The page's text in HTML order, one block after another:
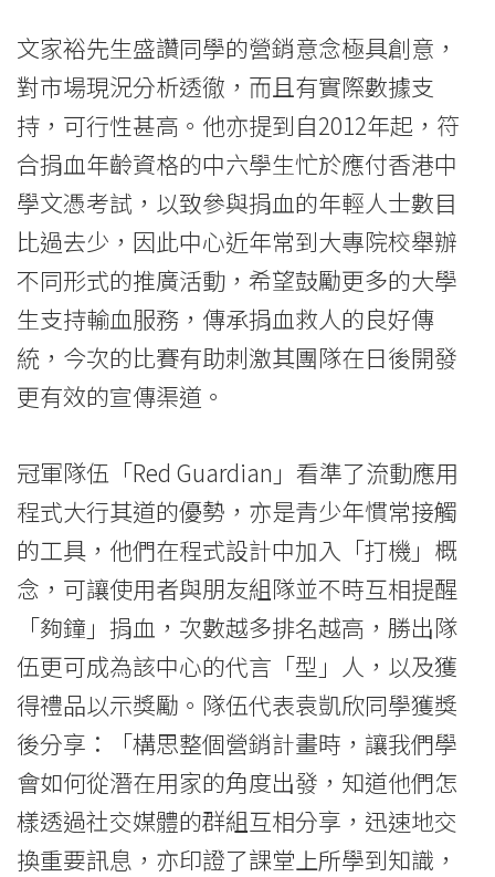
息
國
際
學
院
香
浸
會
大
學
文家裕先生盛讚同學的營銷意念極具創意，
對市場現況分析透徹，而且有實際數據支
持，可行性甚高。他亦提到自2012年起，符
合捐血年齡資格的中六學生忙於應付香港中
學文憑考試，以致參與捐血的年輕人士數目
比過去少，因此中心近年常到大專院校舉辦
不同形式的推廣活動，希望鼓勵更多的大學
生支持輸血服務，傳承捐血救人的良好傳
統，今次的比賽有助刺激其團隊在日後開發
更有效的宣傳渠道。
冠軍隊伍「Red Guardian」看準了流動應用
程式大行其道的優勢，亦是青少年慣常接觸
的工具，他們在程式設計中加入「打機」概
念，可讓使用者與朋友組隊並不時互相提醒
「夠鐘」捐血，次數越多排名越高，勝出隊
伍更可成為該中心的代言「型」人，以及獲
得禮品以示獎勵。隊伍代表袁凱欣同學獲獎
後分享：「構思整個營銷計畫時，讓我們學
會如何從潛在用家的角度出發，知道他們怎
樣透過社交媒體的群組互相分享，迅速地交
換重要訊息，亦印證了課堂上所學到知識，